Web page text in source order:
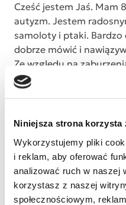
Niniejsza strona korzysta
Wykorzystujemy pliki
i reklam, aby oferować
analizować ruch w naszej
korzystasz z naszej
społecznościowym,
Cześć jestem Jaś. Mam
autyzm. Jestem
samoloty i ptaki. Bardzo
dobrze mówić i
Ze względu na
kroku mierzę się z
rówieśnicy i bardzo
moją zbiórkę i pomóż w
życia!